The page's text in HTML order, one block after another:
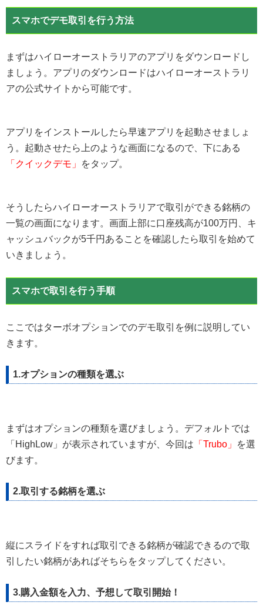
スマホでデモ取引を行う方法
まずはハイローオーストラリアのアプリをダウンロードし
ましょう。アプリのダウンロードはハイローオーストラリ
アの公式サイトから可能です。
アプリをインストールしたら早速アプリを起動させましょ
う。起動させたら上のような画面になるので、下にある
「クイックデモ」
をタップ。
そうしたらハイローオーストラリアで取引ができる銘柄の
一覧の画面になります。画面上部に口座残高が100万円、キ
ャッシュバックが5千円あることを確認したら取引を始めて
いきましょう。
スマホで取引を行う手順
ここではターボオプションでのデモ取引を例に説明してい
きます。
1.オプションの種類を選ぶ
まずはオプションの種類を選びましょう。デフォルトでは
「HighLow」が表示されていますが、今回は 「Trubo」
を選
びます。
2.取引する銘柄を選ぶ
縦にスライドをすれば取引できる銘柄が確認できるので取
引したい銘柄があればそちらをタップしてください。
3.購入金額を入力、予想して取引開始！